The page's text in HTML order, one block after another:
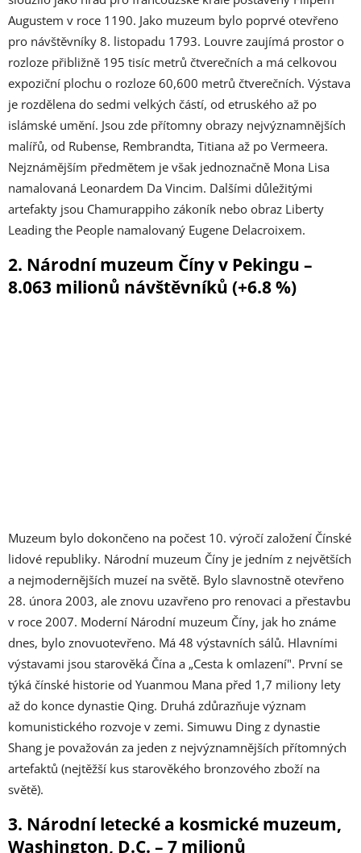
Augustem v roce 1190. Jako muzeum bylo poprvé otevřeno
pro návštěvníky 8. listopadu 1793. Louvre zaujímá prostor o
rozloze přibližně 195 tisíc metrů čtverečních a má celkovou
expoziční plochu o rozloze 60,600 metrů čtverečních. Výstava
je rozdělena do sedmi velkých částí, od etruského až po
islámské umění. Jsou zde přítomny obrazy nejvýznamnějších
malířů, od Rubense, Rembrandta, Titiana až po Vermeera.
Nejznámějším předmětem je však jednoznačně Mona Lisa
namalovaná Leonardem Da Vincim. Dalšími důležitými
artefakty jsou Chamurappiho zákoník nebo obraz Liberty
Leading the People namalovaný Eugene Delacroixem.
2. Národní muzeum Číny v Pekingu –
8.063 milionů návštěvníků (+6.8 %)
Muzeum bylo dokončeno na počest 10. výročí založení Čínské
lidové republiky. Národní muzeum Číny je jedním z největších
a nejmodernějších muzeí na světě. Bylo slavnostně otevřeno
28. února 2003, ale znovu uzavřeno pro renovaci a přestavbu
v roce 2007. Moderní Národní muzeum Číny, jak ho známe
dnes, bylo znovuotevřeno. Má 48 výstavních sálů. Hlavními
výstavami jsou starověká Čína a „Cesta k omlazení". První se
týká čínské historie od Yuanmou Mana před 1,7 miliony lety
až do konce dynastie Qing. Druhá zdůrazňuje význam
komunistického rozvoje v zemi. Simuwu Ding z dynastie
Shang je považován za jeden z nejvýznamnějších přítomných
artefaktů (nejtěžší kus starověkého bronzového zboží na
světě).
3. Národní letecké a kosmické muzeum,
Washington, D.C. – 7 milionů